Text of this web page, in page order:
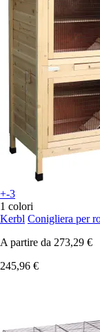
+-3
1 colori
Kerbl Conigliera per
A partire da 273,29 €
245,96 €